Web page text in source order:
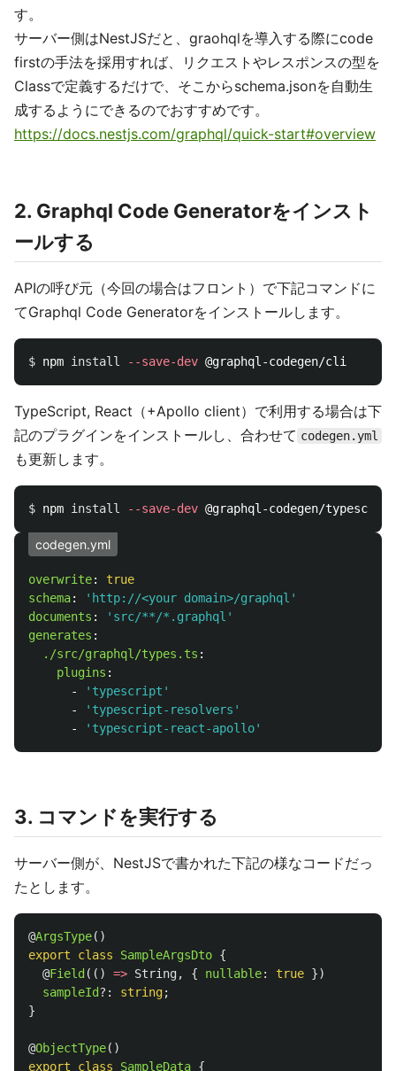
す。
サーバー側はNestJSだと、graohqlを導入する際にcode
firstの手法を採用すれば、リクエストやレスポンスの型を
Classで定義するだけで、そこからschema.jsonを自動生
成するようにできるのでおすすめです。
https://docs.nestjs.com/graphql/quick-start#overview
2. Graphql Code Generatorをインスト
ールする
APIの呼び元（今回の場合はフロント）で下記コマンドに
てGraphql Code Generatorをインストールします。
$ npm install --save-dev
TypeScript, React（+Apollo client）で利用する場合は下
記のプラグインをインストールし、合わせて codegen.yml
も更新します。
$ npm install --save-dev
codegen.yml
overwrite:
true
schema: ' http://<your domain>/graphql'
documents : ' src/**/*.graphql'
generates :
./src/graphql/types.ts :
plugins :
-
' typescript'
-
' typescript-resolvers'
-
' typescript-react-apollo'
3. コマンドを実行する
サーバー側が、NestJSで書かれた下記の様なコードだっ
たとします。
@ArgsType()
export
class SampleArgsDto {
@Field (() => String, { nullable: true })
sampleId?: string;
}
@ObjectType()
export
class SampleData {